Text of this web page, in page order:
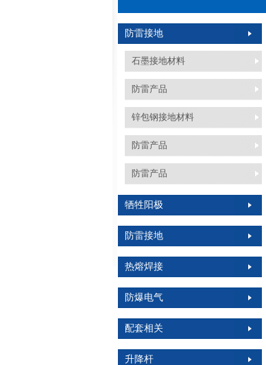
防雷接地
石墨接地材料
防雷产品
锌包钢接地材料
防雷产品
防雷产品
牺牲阳极
防雷接地
热熔焊接
防爆电气
配套相关
升降杆